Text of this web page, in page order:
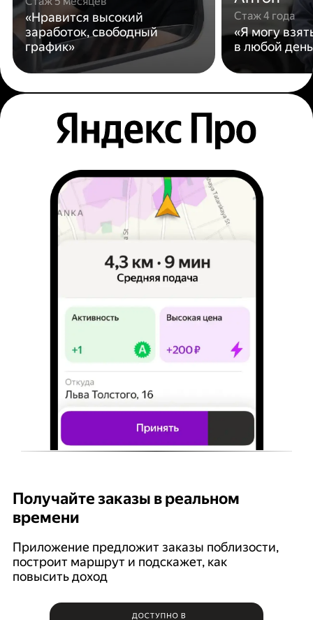
«Нравится высокий
заработок, свободный
график»
Стаж 4 года
«Я могу
в любой
Получайте заказы в реальном
времени
Приложение предложит заказы поблизости,
построит маршрут и подскажет, как
повысить доход